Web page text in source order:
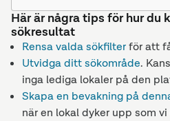
Här är några tips för hur
sökresultat
Rensa valda sökfilterför att
Utvidga ditt sökområde.
inga lediga lokaler på den
Skapa en bevakning på
när en lokal dyker upp som